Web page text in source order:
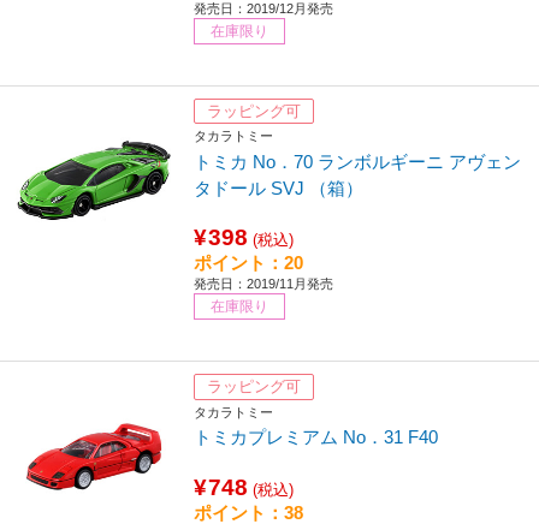
発売日：2019/12月発売
在庫限り
ラッピング可
タカラトミー
トミカ No．70 ランボルギーニ アヴェン
タドール SVJ （箱）
¥398 (税込)
ポイント：20
発売日：2019/11月発売
在庫限り
ラッピング可
タカラトミー
トミカプレミアム No．31 F40
¥748 (税込)
ポイント：38